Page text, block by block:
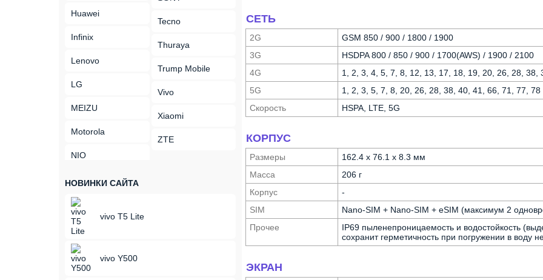
Huawei
Infinix
Lenovo
LG
MEIZU
Motorola
NIO
Tecno
Thuraya
Trump Mobile
Vivo
Xiaomi
ZTE
НОВИНКИ САЙТА
vivo T5 Lite
vivo Y500
СЕТЬ
2G
GSM 850 / 900 / 1800 / 1900
3G
HSDPA 800 / 850 / 900 / 1700(AWS) / 1900 / 2100
4G
1, 2, 3, 4, 5, 7, 8, 12, 13, 17, 18, 19, 20, 26, 28, 38,
5G
1, 2, 3, 5, 7, 8, 20, 26, 28, 38, 40, 41, 66, 71, 77, 78
Скорость
HSPA, LTE, 5G
КОРПУС
Размеры
162.4 x 76.1 x 8.3 мм
Масса
206 г
Корпус
-
SIM
Nano-SIM + Nano-SIM + eSIM (максимум 2
Прочее
IP69 пыленепроницаемость и водостойкость
сохранит герметичность при погружении в воду
ЭКРАН